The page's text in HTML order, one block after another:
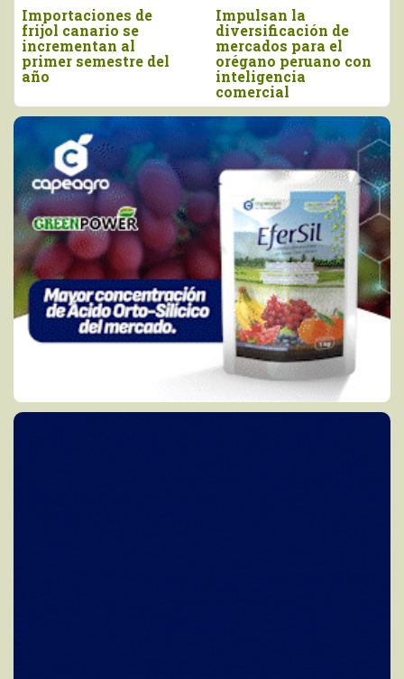
Importaciones de
frijol canario se
incrementan al
primer semestre del
año
Impulsan la
diversificación de
mercados para el
orégano peruano con
inteligencia
comercial